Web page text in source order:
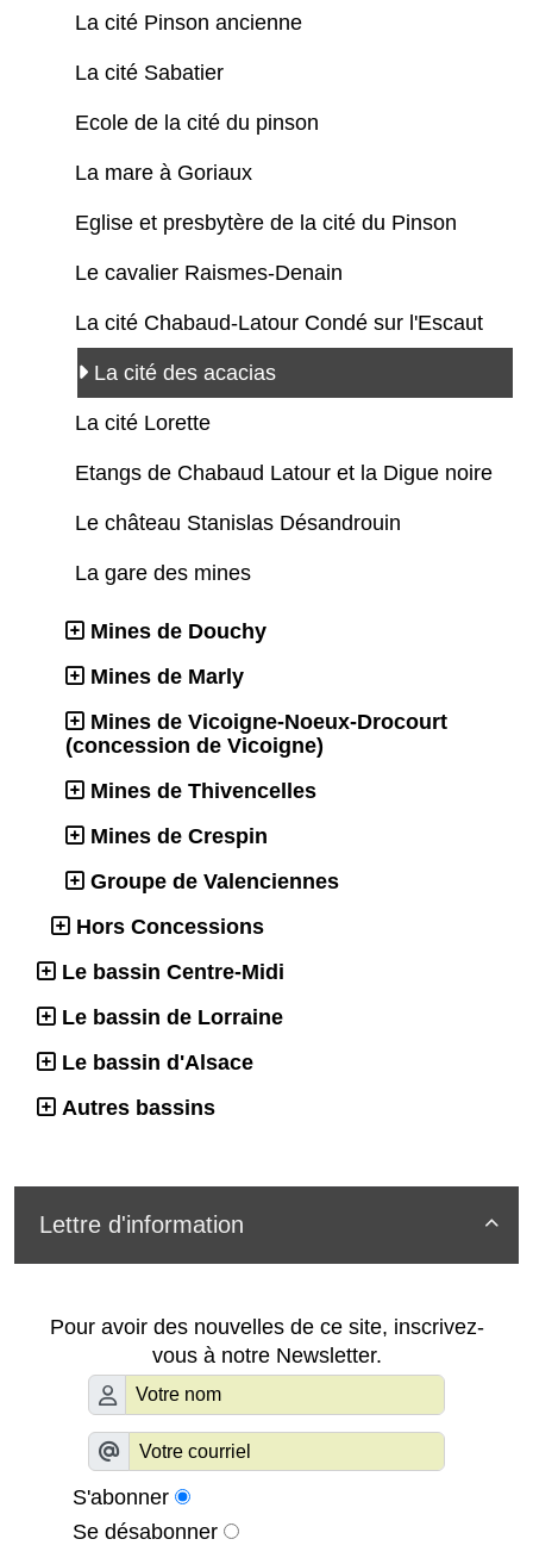
La cité Pinson ancienne
La cité Sabatier
Ecole de la cité du pinson
La mare à Goriaux
Eglise et presbytère de la cité du Pinson
Le cavalier Raismes-Denain
La cité Chabaud-Latour Condé sur l'Escaut
La cité des acacias
La cité Lorette
Etangs de Chabaud Latour et la Digue noire
Le château Stanislas Désandrouin
La gare des mines
Mines de Douchy
Mines de Marly
Mines de Vicoigne-Noeux-Drocourt
(concession de Vicoigne)
Mines de Thivencelles
Mines de Crespin
Groupe de Valenciennes
Hors Concessions
Le bassin Centre-Midi
Le bassin de Lorraine
Le bassin d'Alsace
Autres bassins

Lettre d'information
Pour avoir des nouvelles de ce site, inscrivez-
vous à notre Newsletter.
S'abonner
Se désabonner